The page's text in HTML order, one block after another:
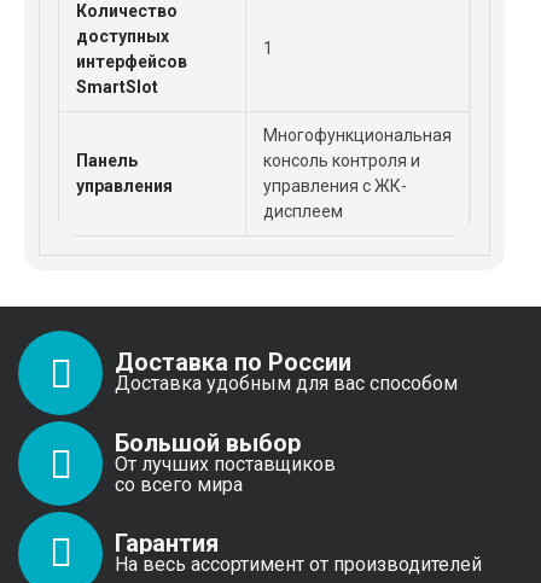
Количество
доступных
интерфейсов
SmartSlot
1
Панель
управления
Многофункциональная
консоль контроля и
управления с ЖК-
дисплеем
Доставка по России
Доставка удобным для вас способом
Большой выбор
От лучших поставщиков
со всего мира
Гарантия
На весь ассортимент от производителей